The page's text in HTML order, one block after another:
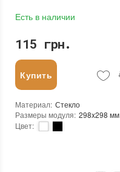
Есть в наличии
115 грн.
Купить
Материал: Стекло
Размеры модуля: 298x298 мм
Цвет: